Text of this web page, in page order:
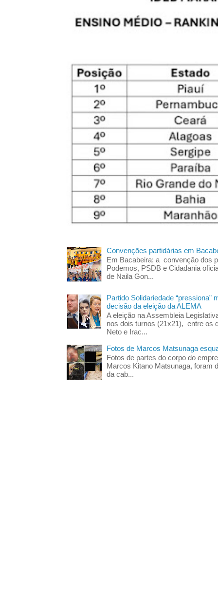
Convenções partidárias em
Em Bacabeira; a convenção dos
Podemos, PSDB e Cidadania
de Naila Gon...
Partido Solidariedade “pressiona”
decisão da eleição da ALEMA
A eleição na Assembleia
nos dois turnos (21x21), entre os
Neto e Irac...
Fotos de Marcos Matsunaga
Fotos de partes do corpo do
Marcos Kitano Matsunaga, foram
da cab...